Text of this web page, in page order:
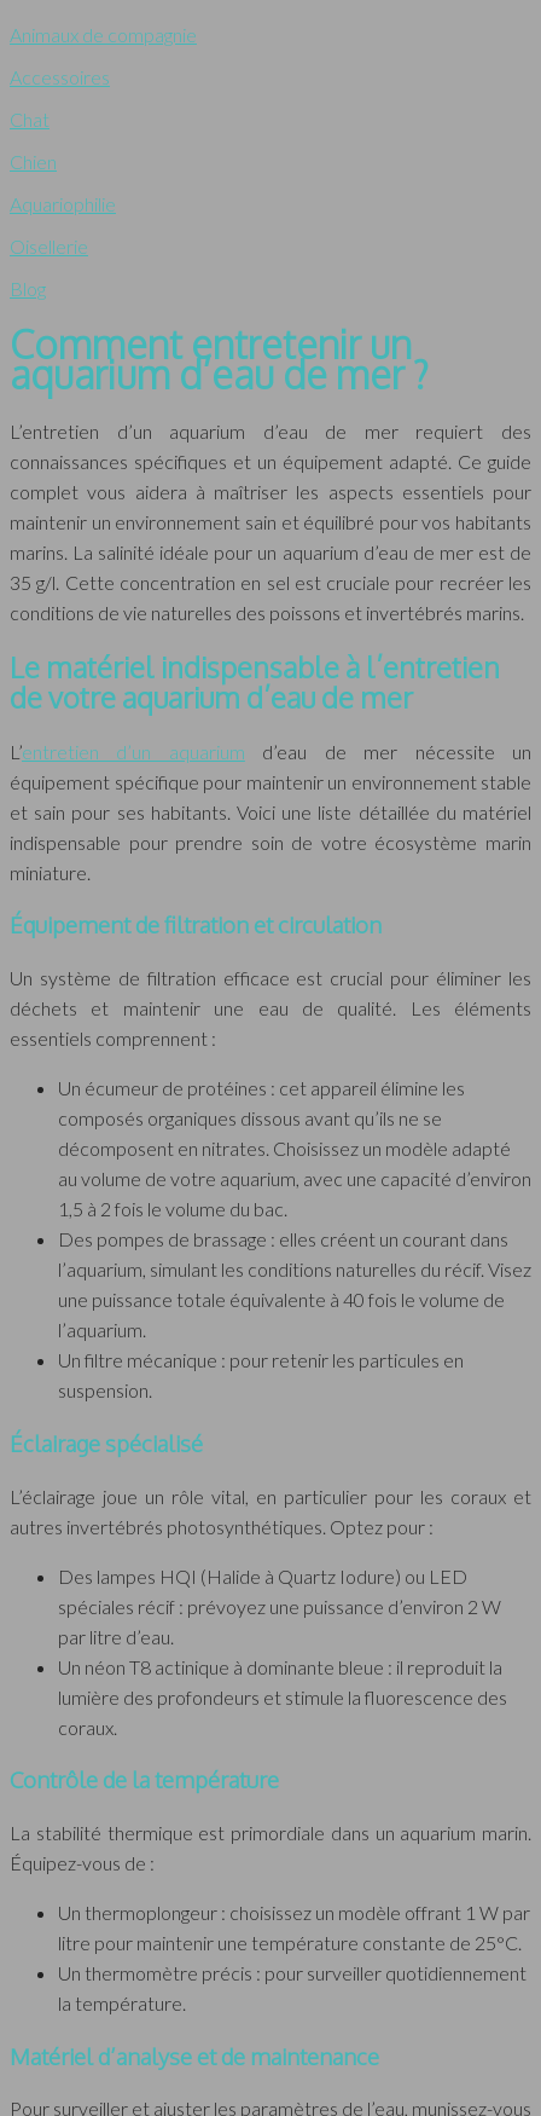
Animaux de compagnie
Accessoires
Chat
Chien
Aquariophilie
Oisellerie
Blog
Comment entretenir un
aquarium d’eau de mer ?
L’entretien d’un aquarium d’eau de mer requiert des
connaissances spécifiques et un équipement adapté. Ce guide
complet vous aidera à maîtriser les aspects essentiels pour
maintenir un environnement sain et équilibré pour vos habitants
marins. La salinité idéale pour un aquarium d’eau de mer est de
35 g/l. Cette concentration en sel est cruciale pour recréer les
conditions de vie naturelles des poissons et invertébrés marins.
Le matériel indispensable à l’entretien
de votre aquarium d’eau de mer
L’entretien d’un aquarium d’eau de mer nécessite un
équipement spécifique pour maintenir un environnement stable
et sain pour ses habitants. Voici une liste détaillée du matériel
indispensable pour prendre soin de votre écosystème marin
miniature.
Équipement de filtration et circulation
Un système de filtration efficace est crucial pour éliminer les
déchets et maintenir une eau de qualité. Les éléments
essentiels comprennent :
Un écumeur de protéines : cet appareil élimine les
composés organiques dissous avant qu’ils ne se
décomposent en nitrates. Choisissez un modèle adapté
au volume de votre aquarium, avec une capacité d’environ
1,5 à 2 fois le volume du bac.
Des pompes de brassage : elles créent un courant dans
l’aquarium, simulant les conditions naturelles du récif. Visez
une puissance totale équivalente à 40 fois le volume de
l’aquarium.
Un filtre mécanique : pour retenir les particules en
suspension.
Éclairage spécialisé
L’éclairage joue un rôle vital, en particulier pour les coraux et
autres invertébrés photosynthétiques. Optez pour :
Des lampes HQI (Halide à Quartz Iodure) ou LED
spéciales récif : prévoyez une puissance d’environ 2 W
par litre d’eau.
Un néon T8 actinique à dominante bleue : il reproduit la
lumière des profondeurs et stimule la fluorescence des
coraux.
Contrôle de la température
La stabilité thermique est primordiale dans un aquarium marin.
Équipez-vous de :
Un thermoplongeur : choisissez un modèle offrant 1 W par
litre pour maintenir une température constante de 25°C.
Un thermomètre précis : pour surveiller quotidiennement
la température.
Matériel d’analyse et de maintenance
Pour surveiller et ajuster les paramètres de l’eau, munissez-vous